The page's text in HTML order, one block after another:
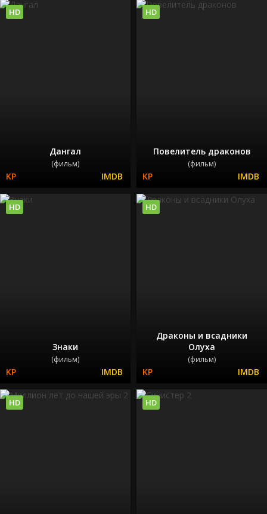
Дангал
(фильм)
HD
Повелитель драконов
(фильм)
HD
Знаки
(фильм)
HD
Драконы и всадники
Олуха
(фильм)
HD
HD HD